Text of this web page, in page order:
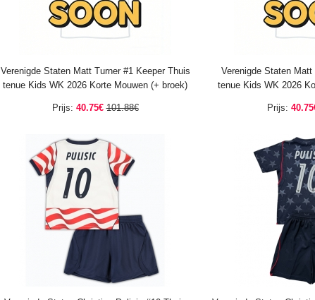
Verenigde Staten Matt Turner #1 Keeper Thuis
tenue Kids WK 2026 Korte Mouwen (+ broek)
Prijs: 40.75€ 101.88€
Verenigde Staten
tenue Kids WK 2026
Prijs: